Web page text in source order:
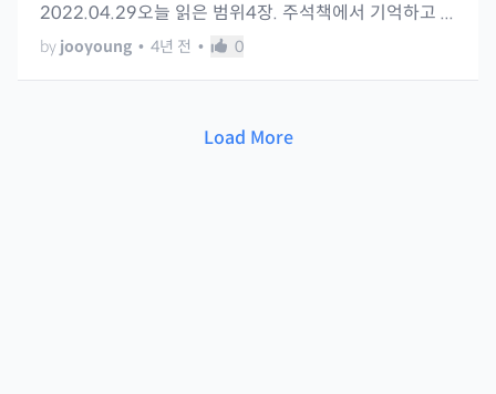
2022.04.29오늘 읽은 범위4장. 주석책에서 기억하고 ...
by jooyoung • 4년 전 • 0
Load More